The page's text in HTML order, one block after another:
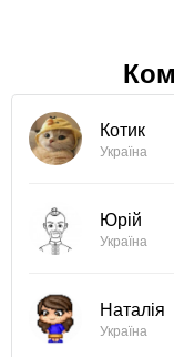
Котик
Україна
Юрій
Україна
Наталія
Україна